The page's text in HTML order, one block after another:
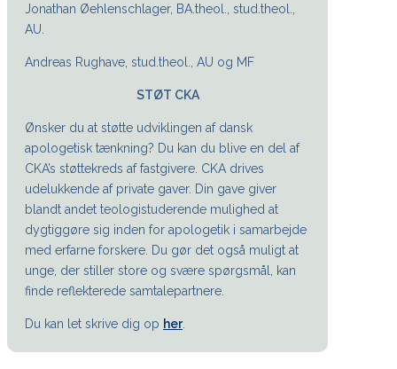
Jonathan Øehlenschlager, BA.theol., stud.theol.,
AU.
Andreas Rughave, stud.theol., AU og MF
STØT CKA
Ønsker du at støtte udviklingen af dansk
apologetisk tænkning? Du kan du blive en del af
CKA’s støttekreds af fastgivere. CKA drives
udelukkende af private gaver. Din gave giver
blandt andet teologistuderende mulighed at
dygtiggøre sig inden for apologetik i samarbejde
med erfarne forskere. Du gør det også muligt at
unge, der stiller store og svære spørgsmål, kan
finde reflekterede samtalepartnere.
Du kan let skrive dig op her.